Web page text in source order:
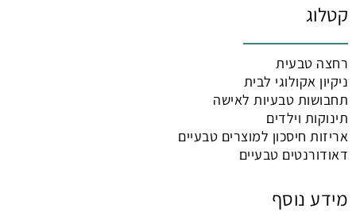
קטלוג
רחצה טבעית
ניקיון אקולוגי לבית
תחבושות טבעיות לאישה
תינוקות וילדים
אריזות חיסכון למוצרים טבעיים
דאודורנטים טבעיים
מידע נוסף